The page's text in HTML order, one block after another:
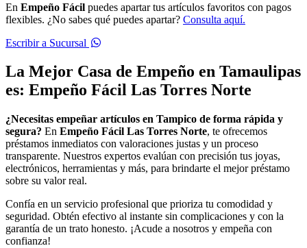
En Empeño Fácil puedes apartar tus artículos favoritos con pagos
flexibles. ¿No sabes qué puedes apartar? Consulta aquí.
Escribir a Sucursal
La Mejor Casa de Empeño en Tamaulipas
es: Empeño Fácil Las Torres Norte
¿Necesitas empeñar artículos en Tampico de forma rápida y
segura? En Empeño Fácil Las Torres Norte, te ofrecemos
préstamos inmediatos con valoraciones justas y un proceso
transparente. Nuestros expertos evalúan con precisión tus joyas,
electrónicos, herramientas y más, para brindarte el mejor préstamo
sobre su valor real.
Confía en un servicio profesional que prioriza tu comodidad y
seguridad. Obtén efectivo al instante sin complicaciones y con la
garantía de un trato honesto. ¡Acude a nosotros y empeña con
confianza!